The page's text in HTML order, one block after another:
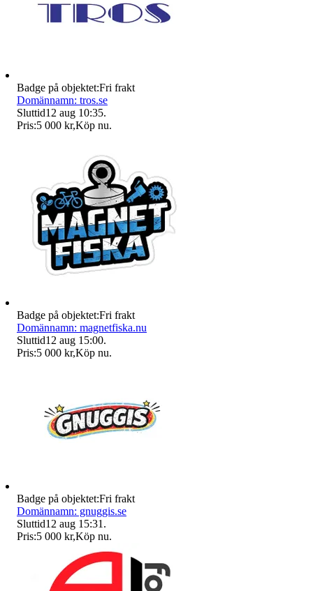
Badge på objektet:Fri frakt
Domännamn: tros.se
Sluttid12 aug 10:35.
Pris:5 000 kr,Köp nu.
Badge på objektet:Fri frakt
Domännamn: magnetfiska.nu
Sluttid12 aug 15:00.
Pris:5 000 kr,Köp nu.
Badge på objektet:Fri frakt
Domännamn: gnuggis.se
Sluttid12 aug 15:31 .
Pris:5 000 kr,Köp nu.